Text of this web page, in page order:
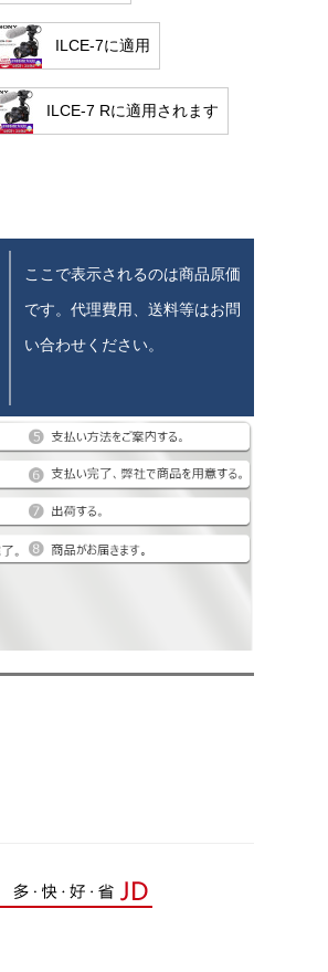
ILCE-7に適用
ILCE-7 Rに適用されます
ここで表示されるのは商品原価
です。代理費用、送料等はお問
い合わせください。